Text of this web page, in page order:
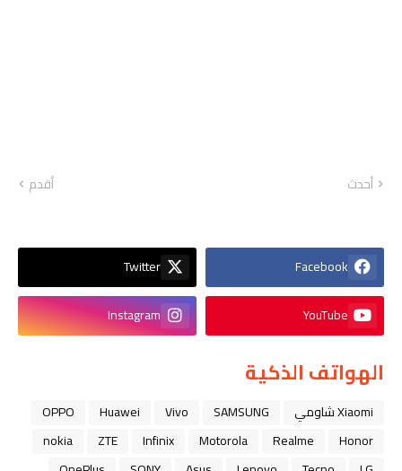
أحدث أقدم
Facebook
Twitter
YouTube
Instagram
الهواتف الذكية
Xiaomi شاومي SAMSUNG
Vivo
Huawei
OPPO
Honor
Realme
Motorola
Infinix
ZTE
nokia